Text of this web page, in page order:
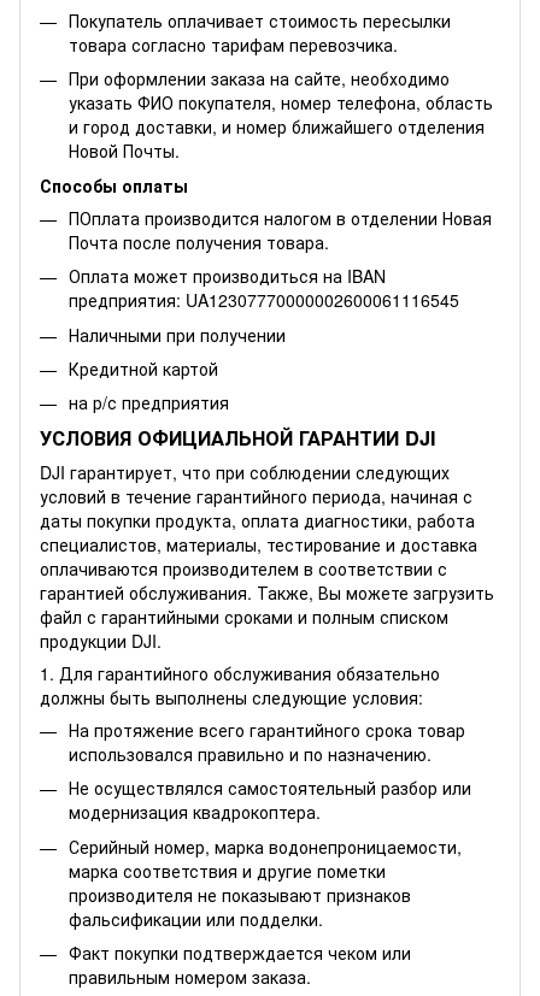
Покупатель оплачивает стоимость пересылки
товара согласно тарифам перевозчика.
При оформлении заказа на сайте, необходимо
указать ФИО покупателя, номер телефона, область
и город доставки, и номер ближайшего отделения
Новой Почты.
Способы оплаты
ПОплата производится налогом в отделении Новая
Почта после получения товара.
Оплата может производиться на IBAN
предприятия: UA12307770000002600061116545
Наличными при получении
Кредитной картой
на р/с предприятия
УСЛОВИЯ ОФИЦИАЛЬНОЙ ГАРАНТИИ DJI
DJI гарантирует, что при соблюдении следующих
условий в течение гарантийного периода, начиная с
даты покупки продукта, оплата диагностики, работа
специалистов, материалы, тестирование и доставка
оплачиваются производителем в соответствии с
гарантией обслуживания. Также, Вы можете загрузить
файл с гарантийными сроками и полным списком
продукции DJI.
1. Для гарантийного обслуживания обязательно
должны быть выполнены следующие условия:
На протяжение всего гарантийного срока товар
использовался правильно и по назначению.
Не осуществлялся самостоятельный разбор или
модернизация квадрокоптера.
Серийный номер, марка водонепроницаемости,
марка соответствия и другие пометки
производителя не показывают признаков
фальсификации или подделки.
Факт покупки подтверждается чеком или
правильным номером заказа.